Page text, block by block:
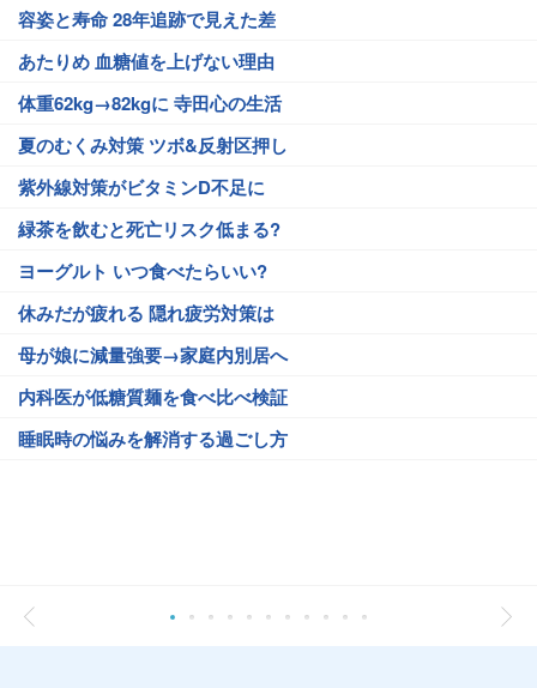
容姿と寿命 28年追跡で見えた差
あたりめ 血糖値を上げない理由
体重62kg→82kgに 寺田心の生活
夏のむくみ対策 ツボ&反射区押し
紫外線対策がビタミンD不足に
緑茶を飲むと死亡リスク低まる?
ヨーグルト いつ食べたらいい?
休みだが疲れる 隠れ疲労対策は
母が娘に減量強要→家庭内別居へ
内科医が低糖質麺を食べ比べ検証
睡眠時の悩みを解消する過ごし方